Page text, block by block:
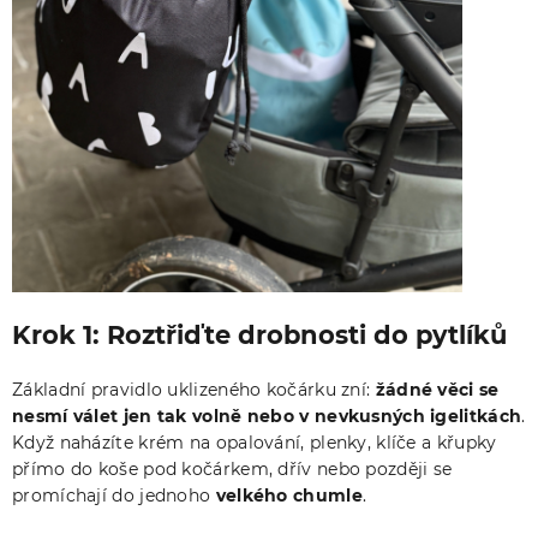
Krok 1: Roztřiďte drobnosti do pytlíků
Základní pravidlo uklizeného kočárku zní: žádné věci se
nesmí válet jen tak volně nebo v nevkusných igelitkách.
Když naházíte krém na opalování, plenky, klíče a křupky
přímo do koše pod kočárkem, dřív nebo později se
promíchají do jednoho velkého chumle.